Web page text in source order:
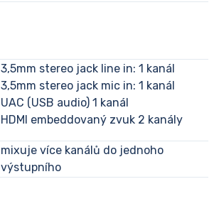
3,5mm stereo jack line in: 1 kanál
3,5mm stereo jack mic in: 1 kanál
UAC (USB audio) 1 kanál
HDMI embeddovaný zvuk 2 kanály
mixuje více kanálů do jednoho
výstupního